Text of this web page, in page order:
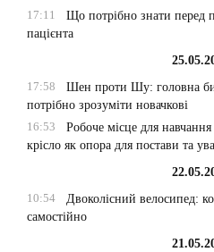
17:11
Що потрібно знати перед
пацієнта
17:58
Шен проти Шу: головна
потрібно зрозуміти новачкові
16:53
Робоче місце для
крісло як опора для постави та
10:54
Двоколісний велосипед:
самостійно